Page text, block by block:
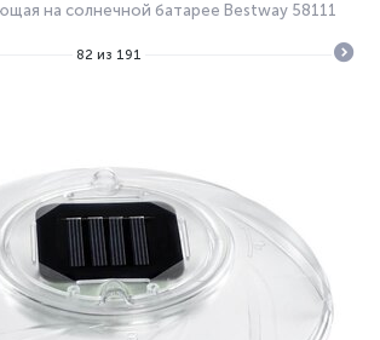
на солнечной батарее Bestway 58111
82 из 191